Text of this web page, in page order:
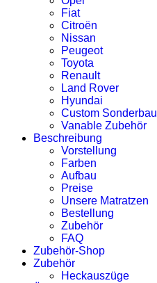
Fiat
Citroën
Nissan
Peugeot
Toyota
Renault
Land Rover
Hyundai
Custom Sonderbau
Vanable Zubehör
Beschreibung
Vorstellung
Farben
Aufbau
Preise
Unsere Matratzen
Bestellung
Zubehör
FAQ
Zubehör-Shop
Zubehör
Heckauszüge